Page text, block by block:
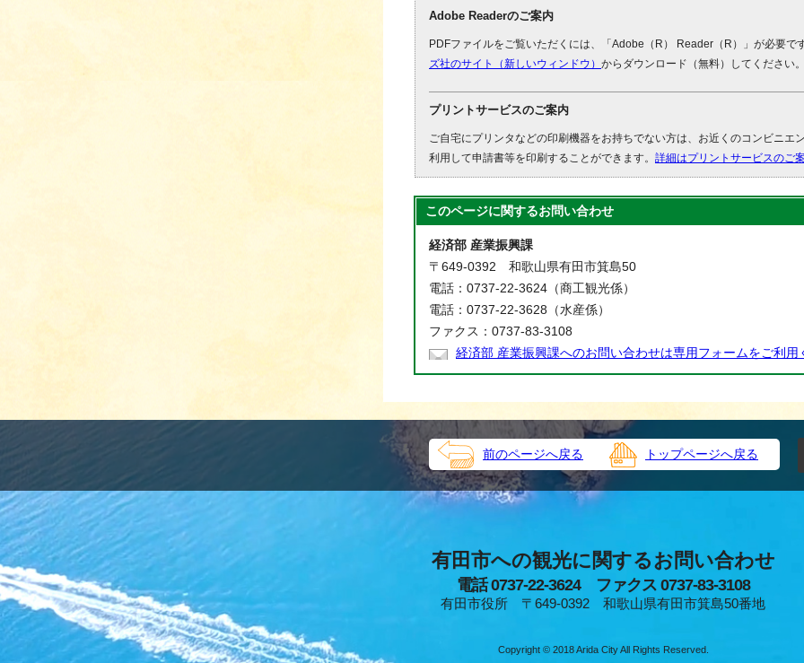
Adobe Readerのご案内
PDFファイルをご覧いただくには、「Adobe（R） Reader（R）」が必要で
ズ社のサイト（新しいウィンドウ） からダウンロード（無料）してください
プリントサービスのご案内
ご自宅にプリンタなどの印刷機器をお持ちでない方は、お近くのコンビニエ
利用して申請書等を印刷することができます。 詳細はプリントサービスのご
このページに関するお問い合わせ
経済部 産業振興課
〒649-0392 和歌山県有田市箕島50
電話：0737-22-3624（商工観光係）
電話：0737-22-3628（水産係）
ファクス：0737-83-3108
経済部 産業振興課へのお問い合わせは専用フォームをご利用
前のページへ戻る トップページへ戻る
有田市への観光に関するお問い合わせ
電話 0737-22-3624 ファクス 0737-83-3108
有田市役所 〒649-0392 和歌山県有田市箕島50番地
Copyright © 2018 Arida City All Rights Reserved.